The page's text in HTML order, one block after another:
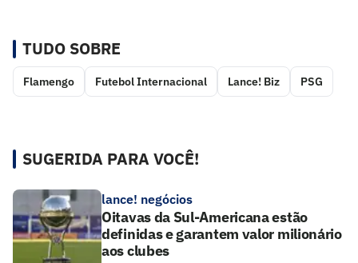
TUDO SOBRE
Flamengo Futebol Internacional Lance! Biz PSG
SUGERIDA PARA VOCÊ!
lance! negócios
Oitavas da Sul-Americana estão
definidas e garantem valor milionário
aos clubes